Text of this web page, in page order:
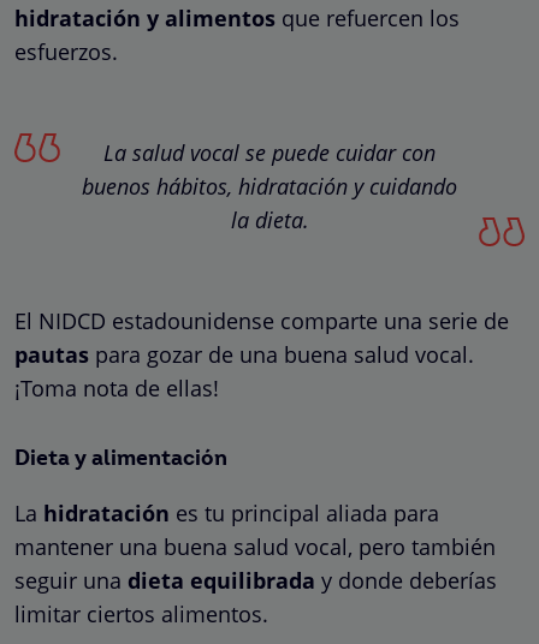
hidratación y alimentos que refuercen los
esfuerzos.
La salud vocal se puede cuidar con
buenos hábitos, hidratación y cuidando
la dieta.
El NIDCD estadounidense comparte una serie de
pautas para gozar de una buena salud vocal.
¡Toma nota de ellas!
Dieta y alimentación
La hidratación es tu principal aliada para
mantener una buena salud vocal, pero también
seguir una dieta equilibrada y donde deberías
limitar ciertos alimentos.